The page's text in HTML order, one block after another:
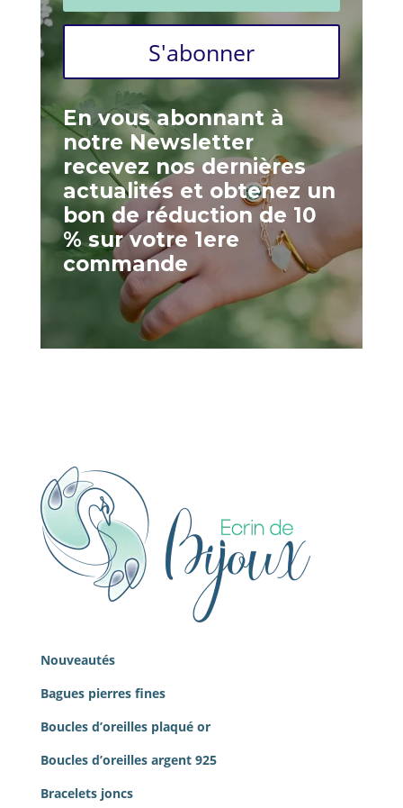
S'abonner
En vous abonnant à
notre Newsletter
recevez nos dernières
actualités et obtenez un
bon de réduction de 10
% sur votre 1ere
commande
Nouveautés
Bagues pierres fines
Boucles d’oreilles plaqué or
Boucles d’oreilles argent 925
Bracelets joncs